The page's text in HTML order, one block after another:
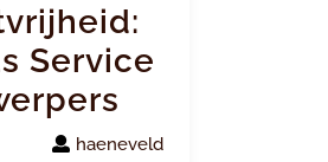
Service
haeneveld